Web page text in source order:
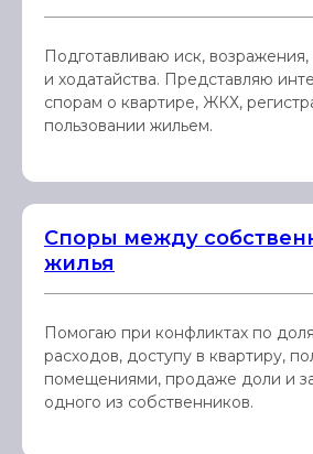
Подготавливаю иск, возражения,
и ходатайства. Представляю
спорам о квартире, ЖКХ,
пользовании жильем.
Споры между
жилья
Помогаю при конфликтах по
расходов, доступу в квартиру,
помещениями, продаже доли и
одного из собственников.